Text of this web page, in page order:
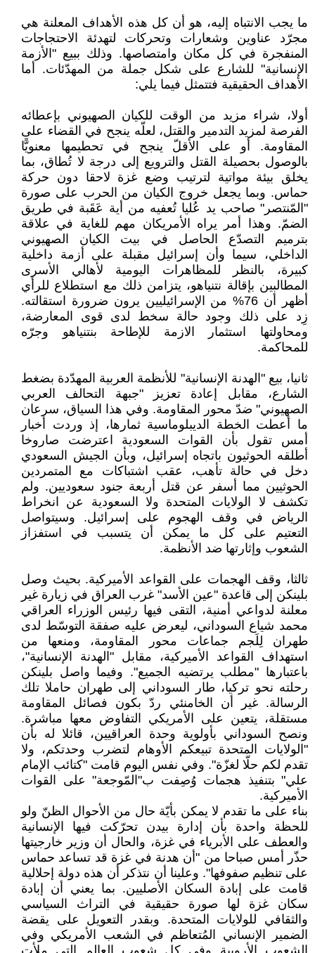
ما يجب الانتباه إليه، هو أن كل هذه الأهداف المعلنة هي
مجرّد عناوين وشعارات وتحركات لتهدئة الاحتجاجات
المنفجرة في كل مكان وامتصاصها. وذلك ببيع "الأزمة
الإنسانية" للشارع على شكل جملة من المهدّئات. أما
الأهداف الحقيقية فتتمثل فيما يلي:
أولا، شراء مزيد من الوقت للكيان الصهيوني بإعطائه
الفرصة لمزيد التدمير والقتل، لعلّه ينجح في القضاء على
المقاومة. أو على الأقلّ ينجح في تحطيمها معنويًّا
بالوصول بحصيلة القتل والترويع إلى درجة لا تُطاق، بما
يخلق بيئة مواتية لترتيب وضع غزة لاحقا دون حركة
حماس. وبما يجعل خروج الكيان من الحرب على صورة
"المّنتصر" صاحب يد عُليا تُعفيه من أية عَقَبة في طريق
الضمّ. وهذا أمر يراه الأمريكان مهم للغاية في علاقة
بترميم التصدّع الحاصل في بيت الكيان الصهيوني
الداخلي، سيما وأن إسرائيل مقبلة على أزمة داخلية
كبيرة، بالنظر للمظاهرات اليومية لأهالي الأسرى
المطالبين بإقالة نتنياهو، يتزامن ذلك مع استطلاع للرأي
أظهر أن 76% من الإسرائيليين يرون ضرورة استقالته.
زِد على ذلك وجود حالة سخط لدى قوى المعارضة،
ومحاولتها استثمار الازمة للإطاحة بنتنياهو وجرّه
للمحاكمة.
ثانيا، بيع "الهدنة الإنسانية" للأنظمة العربية المهدّدة بضغط
الشارع، مقابل إعادة تعزيز "جبهة التحالف العربي
الصهيوني" ضدّ محور المقاومة. وفي هذا السياق، سرعان
ما أعطت الخطة الديبلوماسية ثمارها، إذ وردت أخبار
أمس تقول بأن القوات السعودية اعترضت صاروخا
أطلقه الحوثيون باتجاه إسرائيل، وبأن الجيش السعودي
دخل في حالة تأهب، عقب اشتباكات مع المتمردين
الحوثيين مما أسفر عن قتل أربعة جنود سعوديين. ولم
تكشف لا الولايات المتحدة ولا السعودية عن انخراط
الرياض في وقف الهجوم على إسرائيل. وسيتواصل
التعتيم على كل ما يمكن أن يتسبب في استفزاز
الشعوب وإثارتها ضد الأنظمة.
ثالثا، وقف الهجمات على القواعد الأميركية. بحيث وصل
بلينكن إلى قاعدة "عين الأسد" غرب العراق في زيارة غير
معلنة لدواعي أمنية، التقى فيها رئيس الوزراء العراقي
محمد شياع السوداني، ليعرض عليه صفقة التوسّط لدى
طهران لِلَجم جماعات محور المقاومة، ومنعها من
استهداف القواعد الأميركية، مقابل "الهدنة الإنسانية"،
باعتبارها "مطلب يرتضيه الجميع". وفيما واصل بلينكن
رحلته نحو تركيا، طار السوداني إلى طهران حاملا تلك
الرسالة. غير أن الخامنئي ردّ بكون فصائل المقاومة
مستقلة، يتعين على الأمريكي التفاوض معها مباشرة.
ونصح السوداني بأولوية وحدة العراقيين، قائلا له بأن
"الولايات المتحدة تبيعكم الأوهام لتضرب وحدتكم، ولا
تقدم لكم حلّا لغزّة". وفي نفس اليوم قامت "كتائب الإمام
علي" بتنفيذ هجمات وُصِفت ب"المّوجعة" على القوات
الأميركية.
بناء على ما تقدم لا يمكن بأيّة حال من الأحوال الظنّ ولو
للحظة واحدة بأن إدارة بيدن تحرّكت فيها الإنسانية
والعطف على الأبرياء في غزة، والحال أن وزير خارجيتها
حذّر أمس صباحا من "أن هدنة في غزة قد تساعد حماس
على تنظيم صفوفها". وعلينا أن نتذكر أن هذه دولة إحلالية
قامت على إبادة السكان الأصليين. بما يعني أن إبادة
سكان غزة لها صورة حقيقية في التراث السياسي
والثقافي للولايات المتحدة. وبقدر التعويل على يقضة
الضمير الإنساني المُتعاظم في الشعب الأمريكي وفي